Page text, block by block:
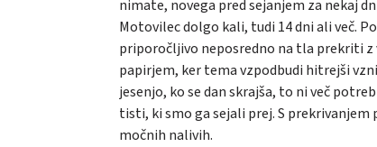
nimate, novega pred sejanjem za nekaj
Motovilec dolgo kali, tudi 14 dni ali več.
priporočljivo neposredno na tla prekriti
papirjem, ker tema vzpodbudi hitrejši
jesenjo, ko se dan skrajša, to ni več
tisti, ki smo ga sejali prej. S
močnih nalivih.